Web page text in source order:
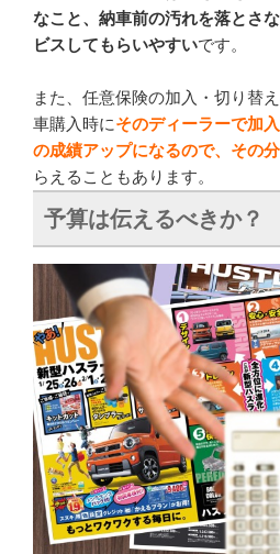
なこと、納車前の汚れを落とさ
ビスしてもらいやすいです。
また、任意保険の加入・切り替
車購入時にそのディーラーで加
の成績アップになるので、その
らえることもあります。
予算は伝えるべきか？